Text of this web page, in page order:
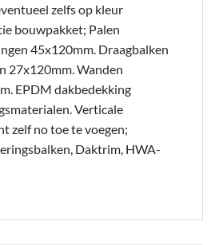
zelfs op kleur
bouwpakket; Palen
45x120mm. Draagbalken
27x120mm. Wanden
EPDM dakbedekking
Verticale
zelf no toe te voegen;
Daktrim, HWA-